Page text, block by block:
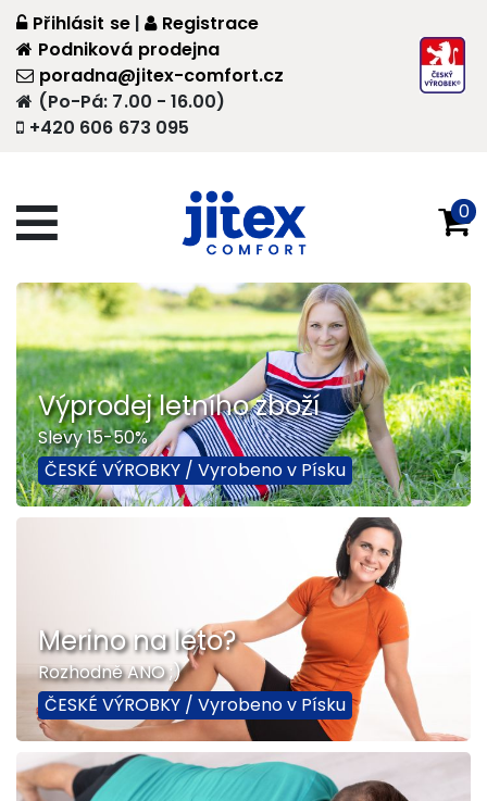
+420 606 673 095
(Po-Pá: 7.00 - 16.00)
poradna@jitex-comfort.cz
Přihlásit se |
Registrace
Podniková prodejna
0
Výprodej letního zboží
Slevy 15-50%
ČESKÉ VÝROBKY / Vyrobeno v Písku
Merino na léto?
Rozhodně ANO ;)
ČESKÉ VÝROBKY / Vyrobeno v Písku